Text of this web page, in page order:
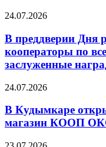
24.07.2026
В преддверии Дня
кооператоры по
заслуженные
24.07.2026
В Кудымкаре
магазин КООП